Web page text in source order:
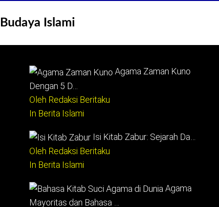
Budaya Islami
Agama Zaman Kuno
Dengan 5 D…
Oleh Redaksi Beritaku
In Berita Islami
Isi Kitab Zabur: Sejarah Da…
Oleh Redaksi Beritaku
In Berita Islami
Agama
Mayoritas dan Bahasa …